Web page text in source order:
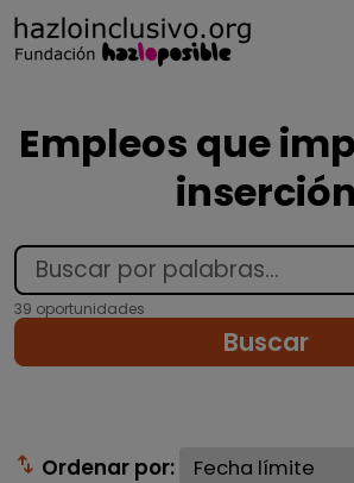
Empleos que
inserción
39 oportunidades
Buscar
swap_vert Ordenar por: